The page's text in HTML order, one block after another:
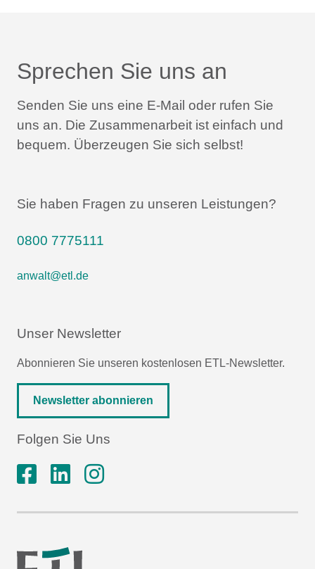
Sprechen Sie uns an
Senden Sie uns eine E-Mail oder rufen Sie
uns an. Die Zusammenarbeit ist einfach und
bequem. Überzeugen Sie sich selbst!
Sie haben Fragen zu unseren Leistungen?
0800 7775111
anwalt@etl.de
Unser Newsletter
Abonnieren Sie unseren kostenlosen ETL-Newsletter.
Newsletter abonnieren
Folgen Sie Uns